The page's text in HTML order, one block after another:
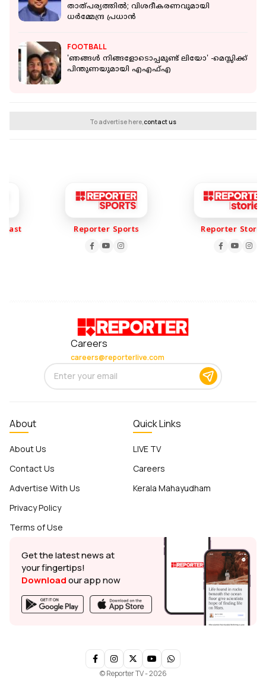
താത്പര്യത്തിൽ; വിശദീകരണവുമായി
ധര്‍മ്മേന്ദ്ര പ്രധാൻ
FOOTBALL
'ഞങ്ങള്‍ നിങ്ങളോടൊപ്പമുണ്ട് ലിയോ' -മെസ്സിക്ക്
പിന്തുണയുമായി എഎഫ്എ
To advertise here,contact us
Reporter Sports Reporter Stories
Careers
careers@reporterlive.com
About
About Us
Contact Us
Advertise With Us
Privacy Policy
Terms of Use
Quick Links
LIVE TV
Careers
Kerala Mahayudham
Get the latest news at
your fingertips!
Downloadour app now
© Reporter TV - 2026